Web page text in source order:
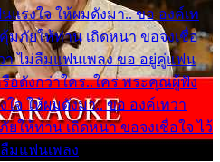
แรงใจ ให้ผมดังมา.. ขอ องค์เท
มภัยให้ท่าน เถิดหนา ขอจงเชื่อ
า ไม่ลืมแฟนเพลง ขอ อยู่คู่แฟน
รือดังกว่าใคร..ใคร พระคุณผู้ฟัง
จ ให้ผมดังมา.. ขอ องค์เทวา
ให้ท่าน เถิดหนา ขอจงเชื่อใจ ไว้
มแฟนเพลง